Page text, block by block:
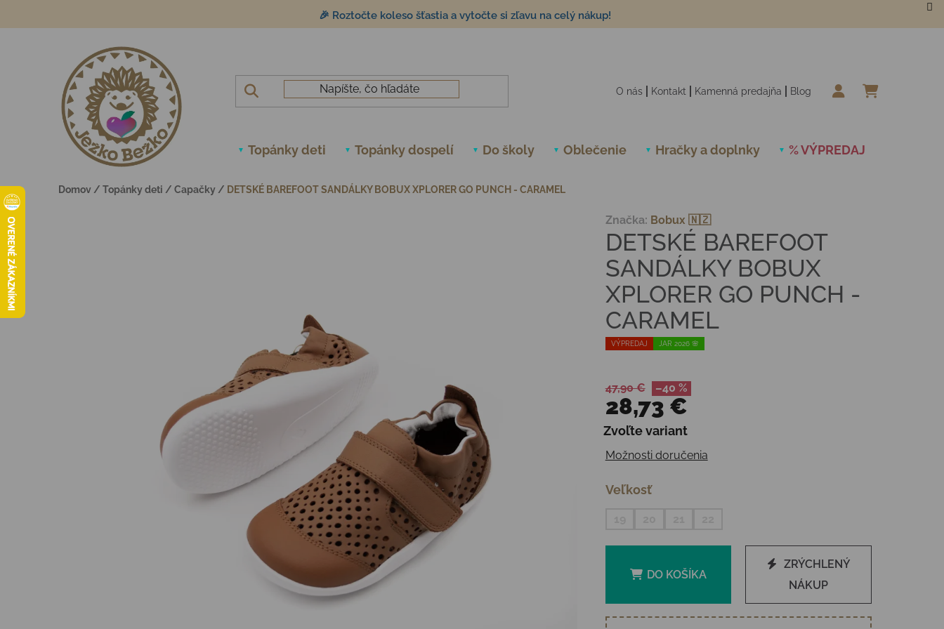
🎉 Roztočte koleso šťastia a vytočte si zľavu na celý nákup!
O nás Kontakt Kamenná predajňa Blog
Topánky deti Topánky dospelí Do školy Oblečenie Hračky a doplnky % VÝPREDAJ
Domov / Topánky deti / Capačky / DETSKÉ BAREFOOT SANDÁLKY BOBUX XPLORER GO PUNCH - CARAMEL
VÝPREDAJ JAR 2026 🌸
DETSKÉ BAREFOOT
SANDÁLKY BOBUX
XPLORER GO PUNCH -
CARAMEL
Značka: Bobux 🇳🇿
47,90 € –40 %
28,73 €
Jednotková cena:
Zvoľte variant
Možnosti doručenia
Veľkosť
DO KOŠÍKA
ZRÝCHLENÝ
NÁKUP